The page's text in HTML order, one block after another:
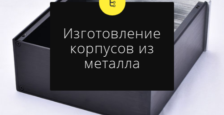
Изготовление
корпусов из
металла